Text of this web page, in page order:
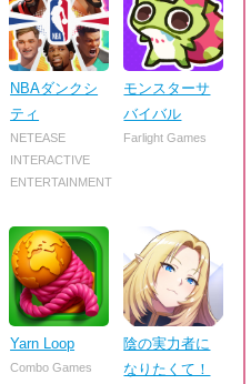
NBAダンクシ
ティ
NETEASE
INTERACTIVE
ENTERTAINMENT
モンスターサ
バイバル
Farlight Games
Yarn Loop
Combo Games
陰の実力者に
なりたくて！